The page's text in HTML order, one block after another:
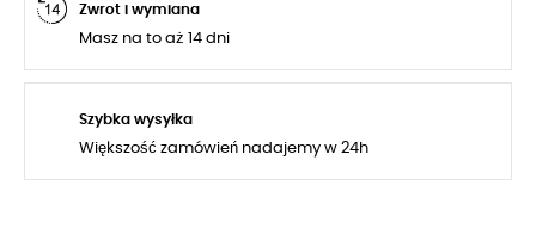
Zwrot i wymiana
Masz na to aż 14 dni
Szybka wysyłka
Większość zamówień nadajemy w 24h